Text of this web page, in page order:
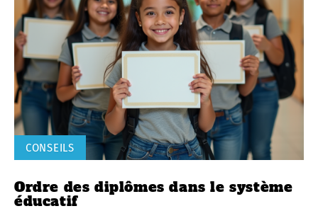
CONSEILS
Ordre des diplômes dans le système
éducatif